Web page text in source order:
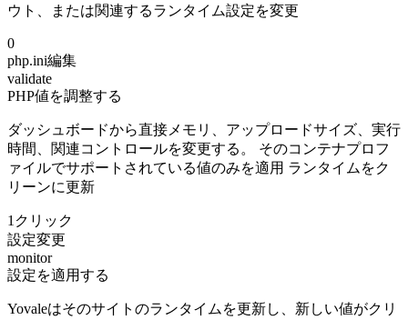
ウト、または関連するランタイム設定を変更
0
php.ini編集
validate
PHP値を調整する
ダッシュボードから直接メモリ、アップロードサイズ、実行
時間、関連コントロールを変更する。 そのコンテナプロフ
ァイルでサポートされている値のみを適用 ランタイムをク
リーンに更新
1クリック
設定変更
monitor
設定を適用する
Yovaleはそのサイトのランタイムを更新し、新しい値がクリ